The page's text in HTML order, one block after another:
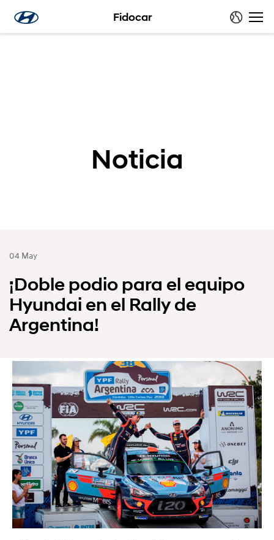
Fidocar
Noticia
04 May
¡Doble podio para el equipo
Hyundai en el Rally de
Argentina!